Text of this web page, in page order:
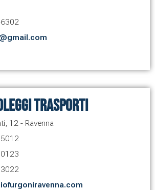
Trasporti
12 - Ravenna